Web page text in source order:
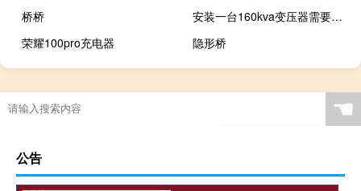
桥桥
安装一台160kva变压器需要多少钱
荣耀100pro充电器
隐形桥
☚
公告